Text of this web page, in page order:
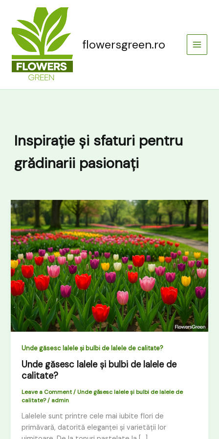
content
flowersgreen.ro
Inspirație și sfaturi pentru
grădinarii pasionați
Unde găsesc lalele și bulbi de lalele de calitate?
Unde găsesc lalele și bulbi de lalele de
calitate?
Leave a Comment/Unde găsesc lalele și bulbi de lalele de
calitate?/ admin
Lalelele sunt printre cele mai iubite flori de
primăvară, datorită eleganței și varietății lor
Unde
găsesc
lalele
și
bulbi
de
lalele
de
calitate?